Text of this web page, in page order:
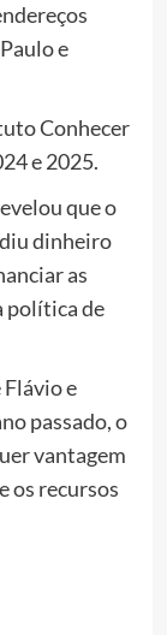
e
Conhecer
e 2025.
que o
dinheiro
as
política de
e
passado, o
vantagem
os recursos